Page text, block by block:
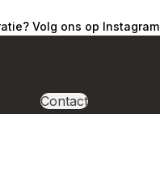
Volg ons op Instagram
Contact